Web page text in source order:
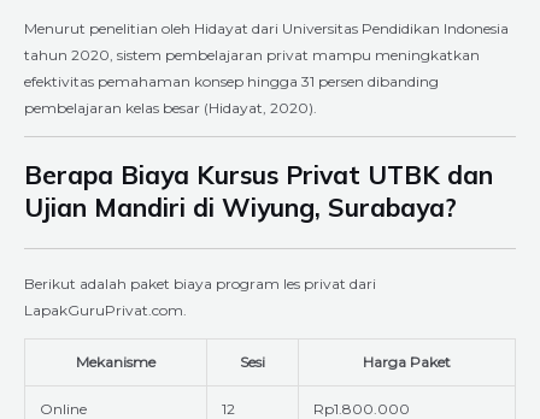
Menurut penelitian oleh Hidayat dari Universitas Pendidikan Indonesia
tahun 2020, sistem pembelajaran privat mampu meningkatkan
efektivitas pemahaman konsep hingga 31 persen dibanding
pembelajaran kelas besar (Hidayat, 2020).
Berapa Biaya Kursus Privat UTBK dan
Ujian Mandiri di Wiyung, Surabaya?
Berikut adalah paket biaya program les privat dari
LapakGuruPrivat.com.
Mekanisme Sesi Harga Paket
Online 12 Rp1.800.000